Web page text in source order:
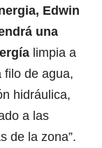
Edwin
una
limpia a
filo de agua,
hidráulica,
a las
de la zona”.